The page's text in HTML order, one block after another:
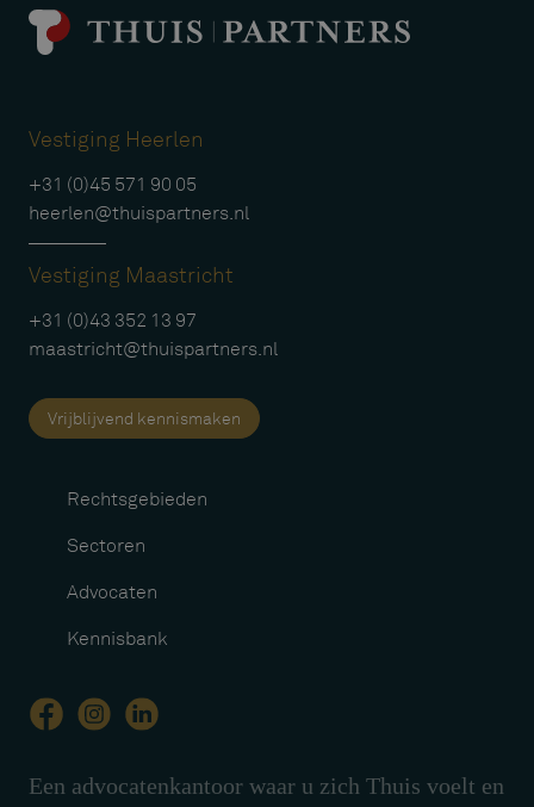
Vestiging Heerlen
+31 (0)45 571 90 05
heerlen@thuispartners.nl
Vestiging Maastricht
+31 (0)43 352 13 97
maastricht@thuispartners.nl
Vrijblijvend kennismaken
Rechtsgebieden
Sectoren
Advocaten
Kennisbank
Een advocatenkantoor waar u zich Thuis voelt en